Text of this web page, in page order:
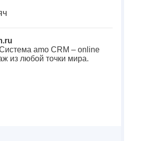
amo CRM – online
из любой точки мира.